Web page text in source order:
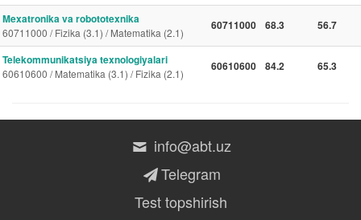
Mexatronika va robototexnika
60711000 / Fizika (3.1) / Matematika (2.1)
60711000 68.3 56.7
Telekommunikatsiya texnologiyalari
60610600 / Matematika (3.1) / Fizika (2.1)
60610600 84.2 65.3
info@abt.uz
Telegram
Test topshirish